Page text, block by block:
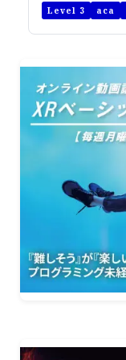
Level 3 aca